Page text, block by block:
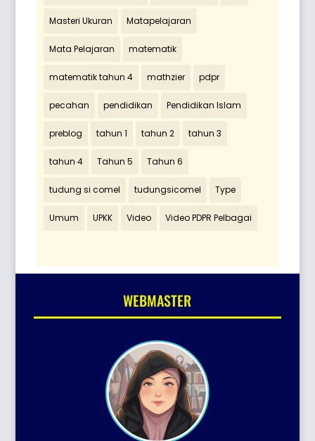
Masteri Ukuran Matapelajaran
Mata Pelajaran matematik
matematik tahun 4 mathzier pdpr
pecahan pendidikan Pendidikan Islam
preblog tahun 1 tahun 2 tahun 3
tahun 4 Tahun 5 Tahun 6
tudung si comel tudungsicomel Type
Umum UPKK Video Video PDPR Pelbagai
WEBMASTER